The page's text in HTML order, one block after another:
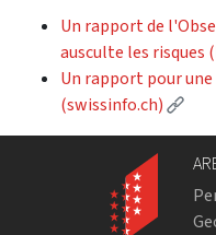
Un rapport de
ausculte les risques
Un rapport pour
(swissinfo.ch)